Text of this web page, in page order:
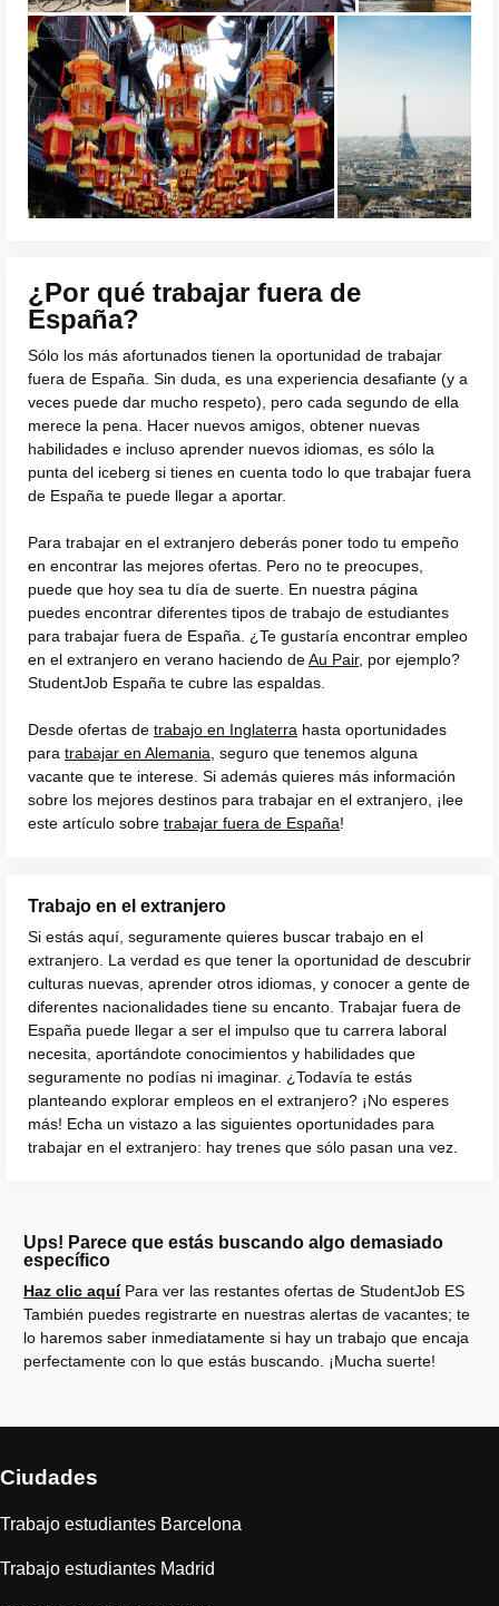
¿Por qué trabajar fuera de
España?
Sólo los más afortunados tienen la oportunidad de trabajar
fuera de España. Sin duda, es una experiencia desafiante (y a
veces puede dar mucho respeto), pero cada segundo de ella
merece la pena. Hacer nuevos amigos, obtener nuevas
habilidades e incluso aprender nuevos idiomas, es sólo la
punta del iceberg si tienes en cuenta todo lo que trabajar fuera
de España te puede llegar a aportar.
Para trabajar en el extranjero deberás poner todo tu empeño
en encontrar las mejores ofertas. Pero no te preocupes,
puede que hoy sea tu día de suerte. En nuestra página
puedes encontrar diferentes tipos de trabajo de estudiantes
para trabajar fuera de España. ¿Te gustaría encontrar empleo
en el extranjero en verano haciendo deAu Pair, por ejemplo?
StudentJob España te cubre las espaldas.
Desde ofertas de trabajo en Inglaterra hasta oportunidades
para trabajar en Alemania , seguro que tenemos alguna
vacante que te interese. Si además quieres más información
sobre los mejores destinos para trabajar en el extranjero, ¡lee
este artículo sobre trabajar fuera de España!
Trabajo en el extranjero
Si estás aquí, seguramente quieres buscar trabajo en el
extranjero. La verdad es que tener la oportunidad de descubrir
culturas nuevas, aprender otros idiomas, y conocer a gente de
diferentes nacionalidades tiene su encanto. Trabajar fuera de
España puede llegar a ser el impulso que tu carrera laboral
necesita, aportándote conocimientos y habilidades que
seguramente no podías ni imaginar. ¿Todavía te estás
planteando explorar empleos en el extranjero? ¡No esperes
más! Echa un vistazo a las siguientes oportunidades para
trabajar en el extranjero: hay trenes que sólo pasan una vez.
Ups! Parece que estás buscando algo demasiado
específico
Haz clic aquíPara ver las restantes ofertas de StudentJob ES
También puedes registrarte en nuestras alertas de vacantes; te
lo haremos saber inmediatamente si hay un trabajo que encaja
perfectamente con lo que estás buscando. ¡Mucha suerte!
Ciudades
Trabajo estudiantes Barcelona
Trabajo estudiantes Madrid